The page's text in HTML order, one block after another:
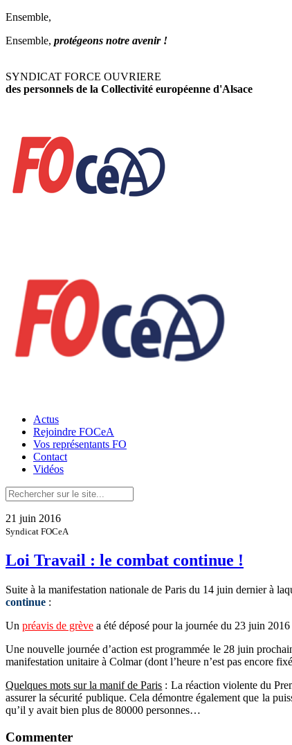
Ensemble,
Ensemble, protégeons notre avenir !
SYNDICAT FORCE OUVRIERE
des personnels de la Collectivité européenne d'Alsace
Actus
Rejoindre FOCeA
Vos représentants FO
Contact
Vidéos
21 juin 2016
Syndicat FOCeA
Loi Travail : le combat continue !
Suite à la manifestation nationale de Paris du 14 juin dernier à
continue :
Un préavis de grève a été déposé pour la journée du 23 juin
Une nouvelle journée d’action est programmée le 28 juin
manifestation unitaire à Colmar (dont l’heure n’est pas encore
Quelques mots sur la manif de Paris : La réaction violente du
assurer la sécurité publique. Cela démontre également que la
qu’il y avait bien plus de 80000 personnes…
Commenter